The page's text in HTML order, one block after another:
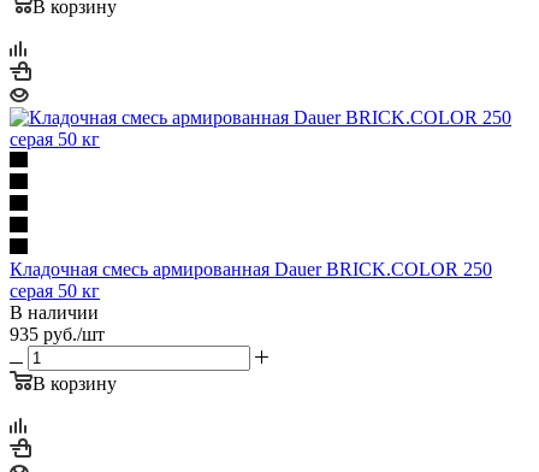
В корзину
Кладочная смесь армированная Dauer BRICK.COLOR 250
серая 50 кг
В наличии
935 руб./шт
В корзину